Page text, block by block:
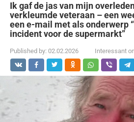
Ik gaf de jas van mijn
verkleumde veteraan – een
een e-mail met als onderwerp
incident voor de supermarkt”
Published by: 02.02.2026 Interessant